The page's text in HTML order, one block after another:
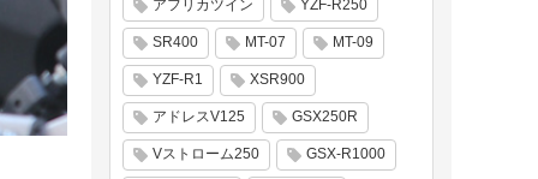
アフリカツイン YZF-R250
SR400 MT-07 MT-09
YZF-R1 XSR900
アドレスV125 GSX250R
Vストローム250 GSX-R1000